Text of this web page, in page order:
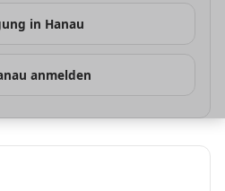
in Hanau
anmelden